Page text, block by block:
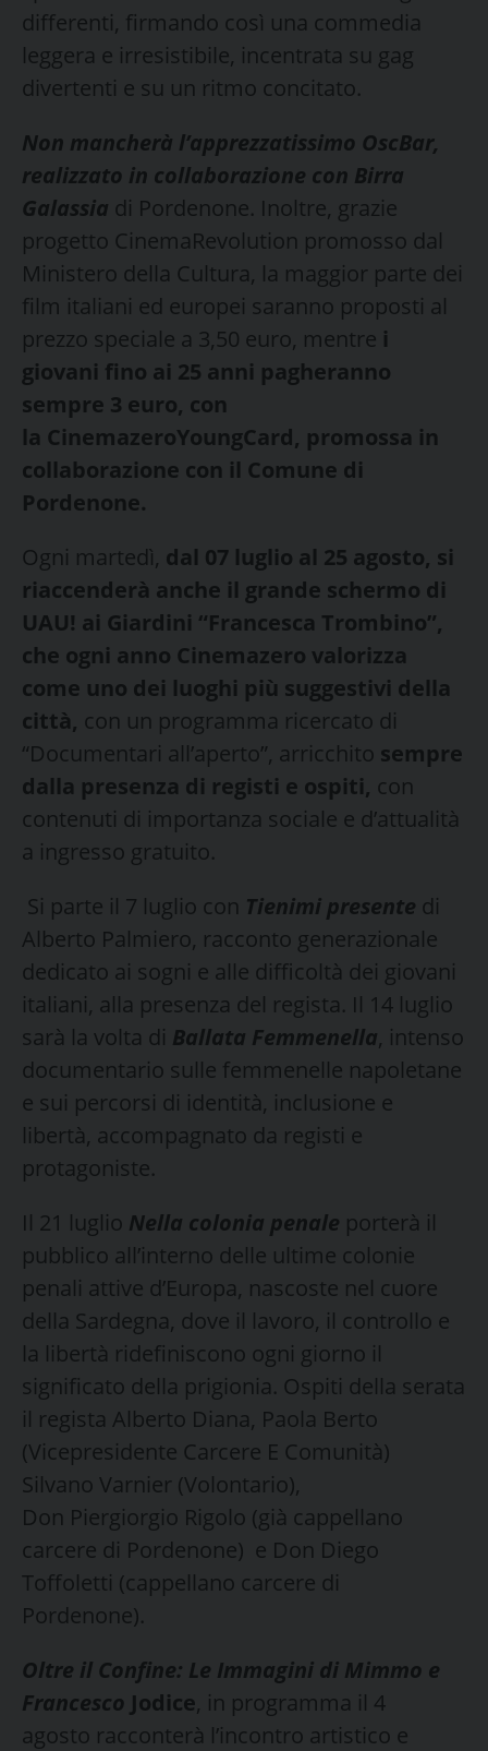
differenti, firmando così una commedia
leggera e irresistibile, incentrata su gag
divertenti e su un ritmo concitato.
Non mancherà l’apprezzatissimo OscBar,
realizzato in collaborazione con Birra
Galassia di Pordenone. Inoltre, grazie
progetto CinemaRevolution promosso dal
Ministero della Cultura, la maggior parte dei
film italiani ed europei saranno proposti al
prezzo speciale a 3,50 euro, mentre i
giovani fino ai 25 anni pagheranno
sempre 3 euro, con
la CinemazeroYoungCard, promossa in
collaborazione con il Comune di
Pordenone.
Ogni martedì, dal 07 luglio al 25 agosto, si
riaccenderà anche il grande schermo di
UAU! ai Giardini “Francesca Trombino”,
che ogni anno Cinemazero valorizza
come uno dei luoghi più suggestivi della
città, con un programma ricercato di
“Documentari all’aperto”, arricchito sempre
dalla presenza di registi e ospiti, con
contenuti di importanza sociale e d’attualità
a ingresso gratuito.
Si parte il 7 luglio con Tienimi presente di
Alberto Palmiero, racconto generazionale
dedicato ai sogni e alle difficoltà dei giovani
italiani, alla presenza del regista. Il 14 luglio
sarà la volta di Ballata Femmenella, intenso
documentario sulle femmenelle napoletane
e sui percorsi di identità, inclusione e
libertà, accompagnato da registi e
protagoniste.
Il 21 luglio Nella colonia penale porterà il
pubblico all’interno delle ultime colonie
penali attive d’Europa, nascoste nel cuore
della Sardegna, dove il lavoro, il controllo e
la libertà ridefiniscono ogni giorno il
significato della prigionia. Ospiti della serata
il regista Alberto Diana, Paola Berto
(Vicepresidente Carcere E Comunità)
Silvano Varnier (Volontario),
Don Piergiorgio Rigolo (già cappellano
carcere di Pordenone) e Don Diego
Toffoletti (cappellano carcere di
Pordenone).
Oltre il Confine: Le Immagini di Mimmo e
Francesco Jodice, in programma il 4
agosto racconterà l’incontro artistico e